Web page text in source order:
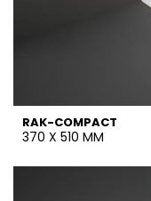
RAK-COMPACT
370 X 510 MM